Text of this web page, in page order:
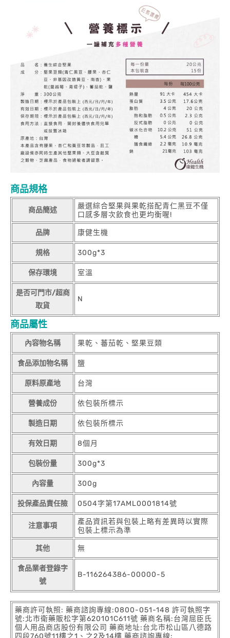
商品規格
商品簡述
嚴選綜合堅果與果乾搭配青仁黑豆不僅
口感多層次飲食也更均衡喔!
品牌 康健生機
規格 300g*3
保存環境 室溫
是否可門市/超商
取貨
N
商品屬性
內容物名稱 果乾、蕃茄乾、堅果豆類
食品添加物名稱 鹽
原料原產地 台灣
營養成份 依包裝所標示
製造日期 依包裝所標示
有效日期 8個月
包裝份量 300g*3
內容量 300g
投保產品責任險 0504字第17AML0001814號
注意事項
產品資訊若與包裝上略有差異時以實際
包裝上標示為準
其他 無
食品業者登錄字
號
B-116264386-00000-5
藥商許可執照: 藥商諮詢專線:0800-051-148 許可執照字
號:北市衛藥販松字第620101C611號 藥商名稱:台灣屈臣氏
個人用品商店股份有限公司 藥商地址:台北市松山區八德路
四段760號11樓之1、之2及14樓 藥商諮詢專線: